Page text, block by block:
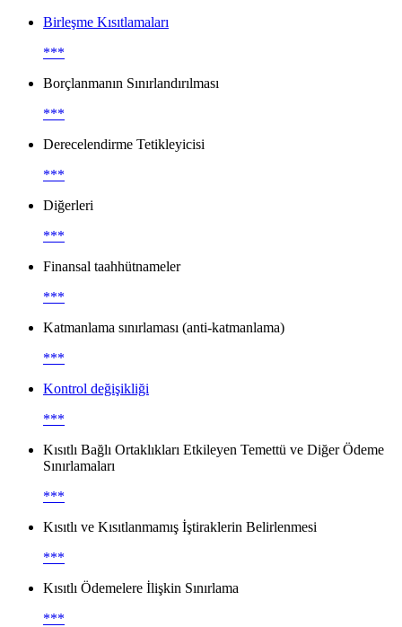
Birleşme Kısıtlamaları
***
Borçlanmanın Sınırlandırılması
***
Derecelendirme Tetikleyicisi
***
Diğerleri
***
Finansal taahhütnameler
***
Katmanlama sınırlaması (anti-katmanlama)
***
Kontrol değişikliği
***
Kısıtlı Bağlı Ortaklıkları Etkileyen Temettü ve Diğer Ödeme
Sınırlamaları
***
Kısıtlı ve Kısıtlanmamış İştiraklerin Belirlenmesi
***
Kısıtlı Ödemelere İlişkin Sınırlama
***